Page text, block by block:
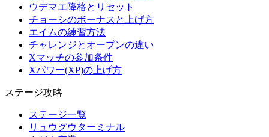
ウデマエ降格とリセット
チョーシのボーナスと上げ方
エイムの練習方法
チャレンジとオープンの違い
Xマッチの参加条件
Xパワー(XP)の上げ方
ステージ攻略
ステージ一覧
リュウグウターミナル